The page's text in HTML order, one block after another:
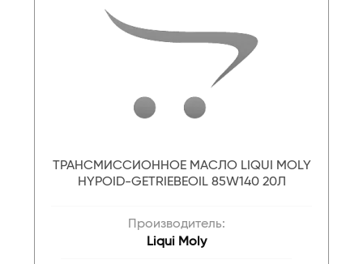
ТРАНСМИССИОННОЕ МАСЛО LIQUI MOLY
HYPOID-GETRIEBEOIL 85W140 20Л
Производитель:
Liqui Moly